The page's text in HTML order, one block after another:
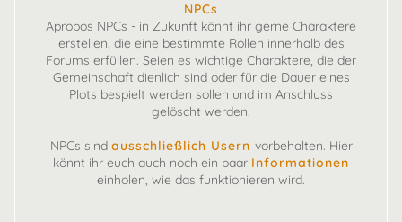
NPCs
Apropos NPCs - in Zukunft könnt ihr gerne Charaktere
erstellen, die eine bestimmte Rollen innerhalb des
Forums erfüllen. Seien es wichtige Charaktere, die der
Gemeinschaft dienlich sind oder für die Dauer eines
Plots bespielt werden sollen und im Anschluss
gelöscht werden.
NPCs sind ausschließlich Usern vorbehalten. Hier
könnt ihr euch auch noch ein paar Informationen
einholen, wie das funktionieren wird.